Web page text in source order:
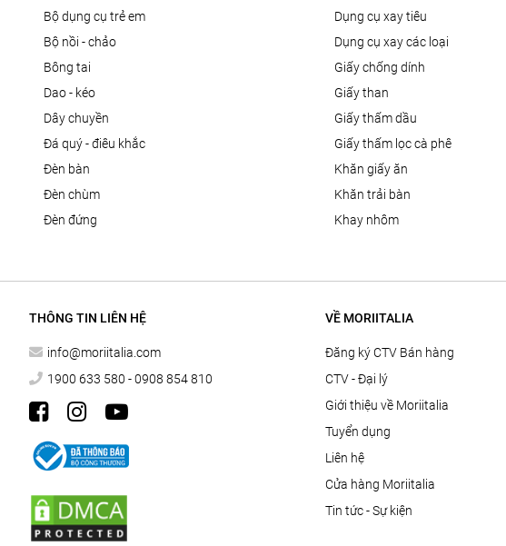
bộ dụng cụ trẻ em
bộ nồi - chảo
bông tai
dao - kéo
dây chuyền
đá quý - điêu khắc
đèn bàn
đèn chùm
đèn đứng
dụng cụ xay tiêu
dụng cụ xay các loại
giấy chống dính
giấy than
giấy thấm dầu
giấy thấm lọc cà phê
khăn giấy ăn
khăn trải bàn
khay nhôm
THÔNG TIN LIÊN HỆ
info@moriitalia.com
1900 633 580 - 0908 854 810
VỀ MORIITALIA
Đăng ký CTV Bán hàng
CTV - Đại lý
Giới thiệu về Moriitalia
Tuyển dụng
Liên hệ
Cửa hàng Moriitalia
Tin tức - Sự kiện